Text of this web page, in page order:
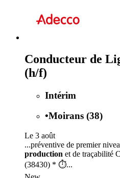
Conducteur de
(h/f)
Intérim
•Moirans (38)
Le 3 août
...préventive de premier
production et de traçabilité
(38430) * ⏱...